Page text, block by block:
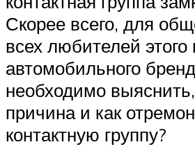
Скорее всего, для
всех любителей этого
автомобильного
необходимо
причина и как
контактную группу?